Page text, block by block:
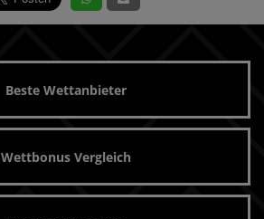
Beste Wettanbieter
Wettbonus Vergleich